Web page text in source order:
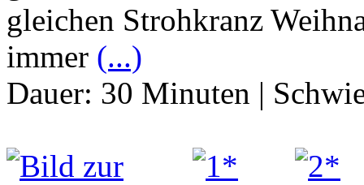
gleichen Strohkranz
immer (...)
Dauer: 30 Minuten |